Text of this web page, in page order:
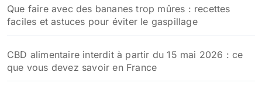
Que faire avec des bananes trop mûres : recettes
faciles et astuces pour éviter le gaspillage
CBD alimentaire interdit à partir du 15 mai 2026 : ce
que vous devez savoir en France